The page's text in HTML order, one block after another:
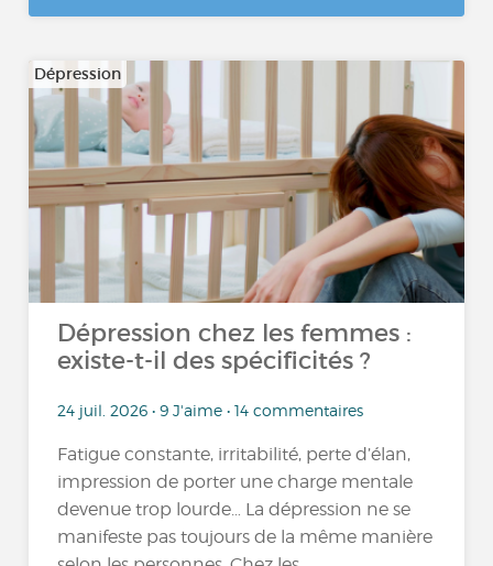
Dépression
Dépression chez les femmes :
existe-t-il des spécificités ?
24 juil. 2026 • 9 J'aime • 14 commentaires
Fatigue constante, irritabilité, perte d’élan,
impression de porter une charge mentale
devenue trop lourde… La dépression ne se
manifeste pas toujours de la même manière